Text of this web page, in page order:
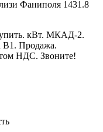
Фаниполя 1431.8
кВт. МКАД-2.
В1. Продажа.
НДС. Звоните!